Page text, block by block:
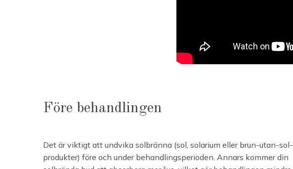
Före behandlingen
Det är viktigt att undvika solbränna (sol, solarium eller brun-utan-sol-
produkter) före och under behandlingsperioden. Annars kommer din